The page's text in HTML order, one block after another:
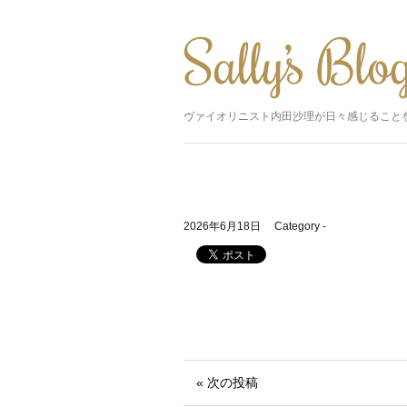
ヴァイオリニスト内田沙理が日々感じること
2026年6月18日 Category -
« 次の投稿